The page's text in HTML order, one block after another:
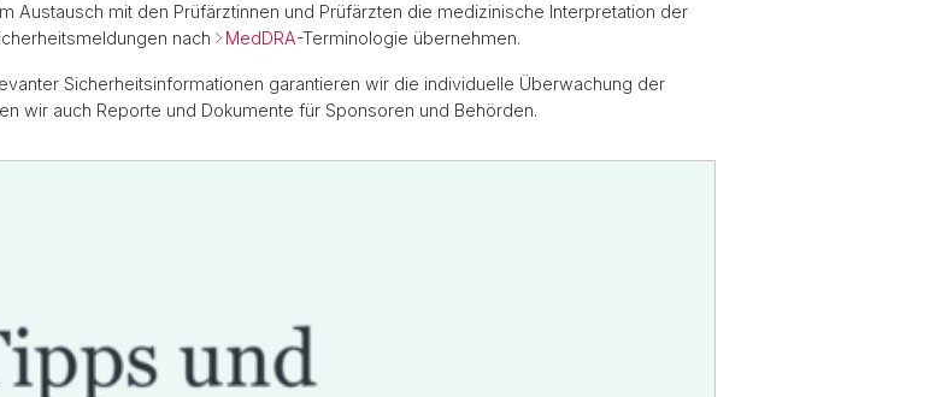
Austausch mit den Prüfärztinnen und Prüfärzten die medizinische Interpretation der
nach
MedDRA-Terminologie übernehmen.
Sicherheitsinformationen garantieren wir die individuelle Überwachung der
wir auch Reporte und Dokumente für Sponsoren und Behörden.